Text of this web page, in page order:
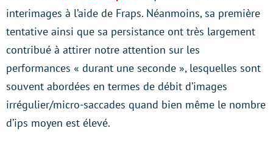
interimages à l’aide de Fraps. Néanmoins, sa première
tentative ainsi que sa persistance ont très largement
contribué à attirer notre attention sur les
performances « durant une seconde », lesquelles sont
souvent abordées en termes de débit d’images
irrégulier/micro-saccades quand bien même le nombre
d’ips moyen est élevé.